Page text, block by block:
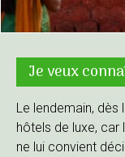
Je veux
Le lendemain, dès
hôtels de luxe, car
ne lui convient